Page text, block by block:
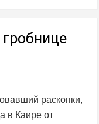
раскопки,
в Каире от